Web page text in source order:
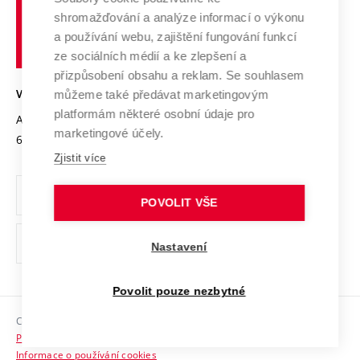
Výzkumné infrastruktury
Transfer znalostí
Open Science
Projekty
Projekty ze strukturálních fondů
Specifický výzkum
Služby univerzity
Mezinárodní dohody
Univerzitní sítě
Udržitelná univerzita
Podnikavá univerzita / ContriBUTe
Bezpečná univerzita
Vyznamenání
Organizační struktura
Ochrana osobních údajů
odkaz)
Sociální bezpečí
HR Award
učení
technické
VYSOKÉ UČENÍ TECHNICKÉ V BRNĚ
Antonínská 548/1
602 00 Brno
www.vut.cz
vut@vutbr.cz
Copyright © 2026 VUT
Prohlášení o přístupnosti
Informace o používání cookies
shromažďování a analýze informací o výkonu
a používání webu, zajištění fungování funkcí
ze sociálních médií a ke zlepšení a
přizpůsobení obsahu a reklam. Se souhlasem
můžeme také předávat marketingovým
platformám některé osobní údaje pro
marketingové účely.
Zjistit více
POVOLIT VŠE
Nastavení
Povolit pouze nezbytné